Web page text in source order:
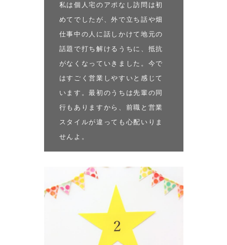
私は個人宅のアポなし訪問は初
めてでしたが、外で立ち話や畑
仕事中の人に話しかけて地元の
話題で打ち解けるうちに、抵抗
がなくなっていきました。今で
はすごく営業しやすいと感じて
います。最初のうちは先輩の同
行もありますから、前職と営業
スタイルが違っても心配いりま
せんよ。